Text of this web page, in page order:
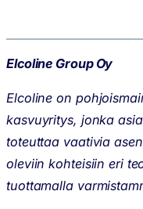
Elcoline Group Oy
Elcoline on
kasvuyritys, jonka
toteuttaa vaativia
oleviin kohteisiin eri
tuottamalla